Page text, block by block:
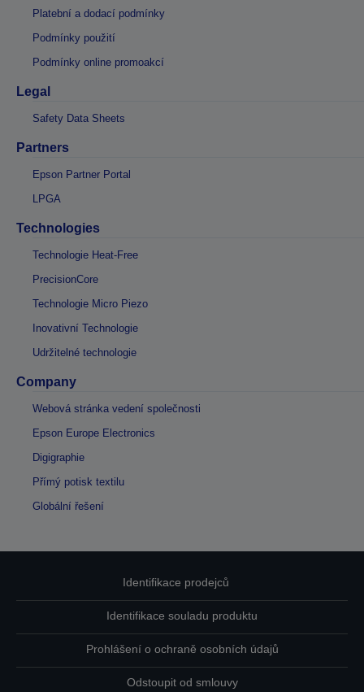
Platební a dodací podmínky
Podmínky použití
Podmínky online promoakcí
Legal
Safety Data Sheets
Partners
Epson Partner Portal
LPGA
Technologies
Technologie Heat-Free
PrecisionCore
Technologie Micro Piezo
Inovativní Technologie
Udržitelné technologie
Company
Webová stránka vedení společnosti
Epson Europe Electronics
Digigraphie
Přímý potisk textilu
Globální řešení
Identifikace prodejců
Identifikace souladu produktu
Prohlášení o ochraně osobních údajů
Odstoupit od smlouvy